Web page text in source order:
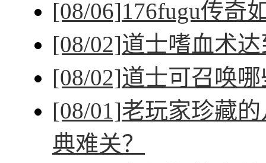
[08/06]176fugu传奇
[08/02]道士嗜血术
[08/02]道士可召唤
[08/01]老玩家珍藏
典难关？